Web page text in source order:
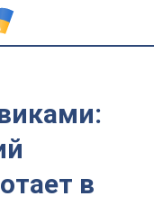
в